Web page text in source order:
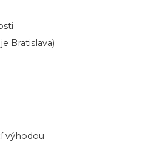
Bratislava)
výhodou